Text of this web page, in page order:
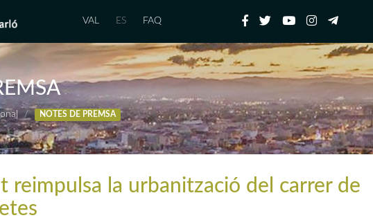
VAL ES FAQ
NOTES DE PREMSA
reimpulsa la urbanització del carrer de